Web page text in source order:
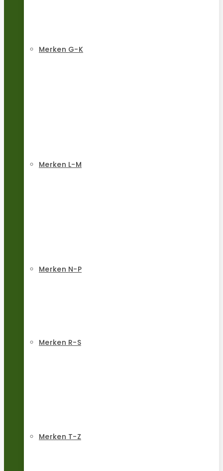
Merken G-K
Merken L-M
Merken N-P
Merken R-S
Merken T-Z